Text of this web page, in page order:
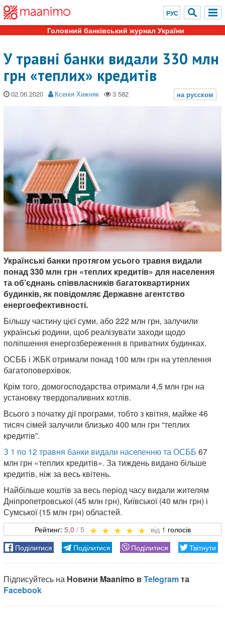
Головний банківський журнал України
У травні банки видали 330 млн
грн «теплих» кредитів
02.06.2020 Ксенія Хижняк
Українські банки протягом усього травня видали
понад 330 млн грн «теплих кредитів» для населення
та об’єднань співвласників багатоквартирних
будинків, як повідомляє Державне агентство
енергоефективності.
Більшу частину цієї суми, або 222 млн грн, залучили
українські родини, щоб реалізувати заходи щодо
поліпшення енергозбереження в приватних будинках.
ОСББ і ЖБК отримали понад 100 млн грн на утеплення
багатоповерхівок.
Крім того, домогосподарства отримали 4,5 млн грн на
установку твердопаливних котлів.
Всього з початку дії програми, тобто з квітня, майже 46
тисяч сімей залучили близько 400 млн грн “теплих
кредитів”.
З 1 по 12 травня банки видали населенню та ОСББ 67
млн ​​грн «теплих кредитів». За тиждень видано більше
кредитів, ніж за весь квітень.
Найбільше коштів за весь період часу видали жителям
Дніпропетровської (45 млн грн), Київської (40 млн грн) і
Сумської (15 млн грн) областей.
5,0 1